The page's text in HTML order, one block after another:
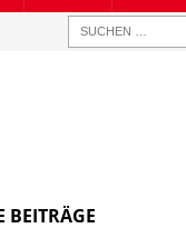
BEITRÄGE